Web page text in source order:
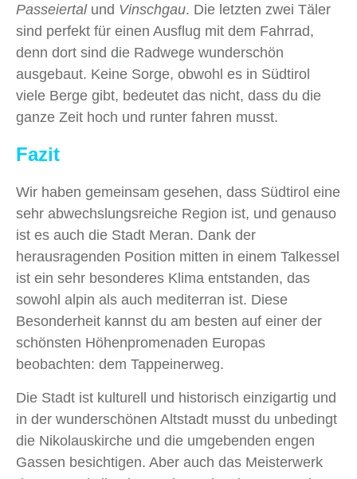
Passeiertalund Vinschgau. Die letzten zwei Täler
sind perfekt für einen Ausflug mit dem Fahrrad,
denn dort sind die Radwege wunderschön
ausgebaut. Keine Sorge, obwohl es in Südtirol
viele Berge gibt, bedeutet das nicht, dass du die
ganze Zeit hoch und runter fahren musst.
Fazit
Wir haben gemeinsam gesehen, dass Südtirol eine
sehr abwechslungsreiche Region ist, und genauso
ist es auch die Stadt Meran. Dank der
herausragenden Position mitten in einem Talkessel
ist ein sehr besonderes Klima entstanden, das
sowohl alpin als auch mediterran ist. Diese
Besonderheit kannst du am besten auf einer der
schönsten Höhenpromenaden Europas
beobachten: dem Tappeinerweg.
Die Stadt ist kulturell und historisch einzigartig und
in der wunderschönen Altstadt musst du unbedingt
die Nikolauskirche und die umgebenden engen
Gassen besichtigen. Aber auch das Meisterwerk